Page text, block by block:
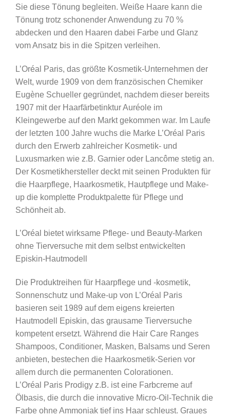
Sie diese Tönung begleiten. Weiße Haare kann die
Tönung trotz schonender Anwendung zu 70 %
abdecken und den Haaren dabei Farbe und Glanz
vom Ansatz bis in die Spitzen verleihen.
L’Oréal Paris, das größte Kosmetik-Unternehmen der
Welt, wurde 1909 von dem französischen Chemiker
Eugène Schueller gegründet, nachdem dieser bereits
1907 mit der Haarfärbetinktur Auréole im
Kleingewerbe auf den Markt gekommen war. Im Laufe
der letzten 100 Jahre wuchs die Marke L’Oréal Paris
durch den Erwerb zahlreicher Kosmetik- und
Luxusmarken wie z.B. Garnier oder Lancôme stetig an.
Der Kosmetikhersteller deckt mit seinen Produkten für
die Haarpflege, Haarkosmetik, Hautpflege und Make-
up die komplette Produktpalette für Pflege und
Schönheit ab.
L’Oréal bietet wirksame Pflege- und Beauty-Marken
ohne Tierversuche mit dem selbst entwickelten
Episkin-Hautmodell
Die Produktreihen für Haarpflege und -kosmetik,
Sonnenschutz und Make-up von L’Oréal Paris
basieren seit 1989 auf dem eigens kreierten
Hautmodell Episkin, das grausame Tierversuche
kompetent ersetzt. Während die Hair Care Ranges
Shampoos, Conditioner, Masken, Balsams und Seren
anbieten, bestechen die Haarkosmetik-Serien vor
allem durch die permanenten Colorationen.
L’Oréal Paris Prodigy z.B. ist eine Farbcreme auf
Ölbasis, die durch die innovative Micro-Oil-Technik die
Farbe ohne Ammoniak tief ins Haar schleust. Graues